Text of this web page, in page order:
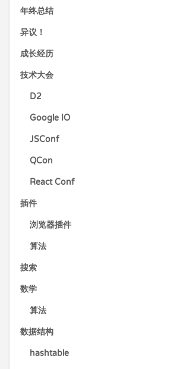
年终总结
异议！
成长经历
技术大会
D2
Google IO
JSConf
QCon
React Conf
插件
浏览器插件
算法
搜索
数学
算法
数据结构
hashtable